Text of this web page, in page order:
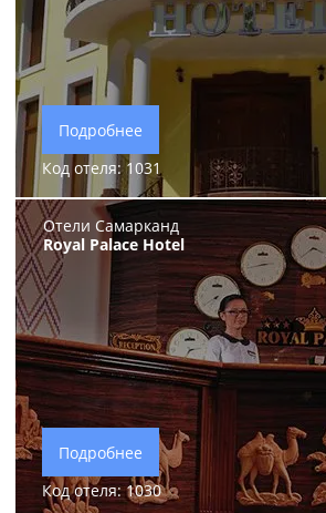
Подробнее
Код отеля: 1031
Отели Самарканд
Royal Palace Hotel
Подробнее
Код отеля: 1030